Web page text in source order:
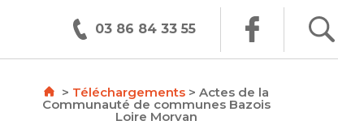
03 86 84 33 55
> Téléchargements> Actes de la
Communauté de communes Bazois
Loire Morvan